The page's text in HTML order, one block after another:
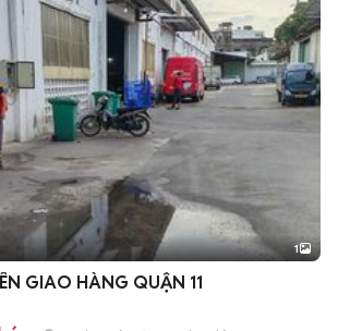
1
GIAO HÀNG QUẬN 11